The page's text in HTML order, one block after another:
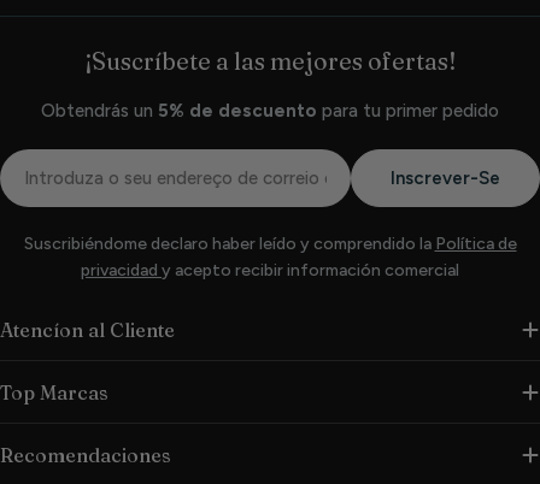
¡Suscríbete a las mejores ofertas!
Obtendrás un 5% de descuento para tu primer pedido
Correio
eletrónico
Inscrever-Se
Suscribiéndome declaro haber leído y comprendido la Política de
privacidad y acepto recibir información comercial
Atencíon al Cliente
Top Marcas
Recomendaciones